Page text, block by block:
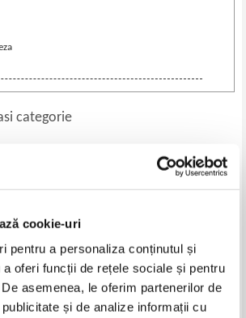
cookie-uri
pentru a personaliza conținutul și
a oferi funcții de rețele sociale și pentru
asemenea, le oferim partenerilor de
și de analize informații cu
categorie